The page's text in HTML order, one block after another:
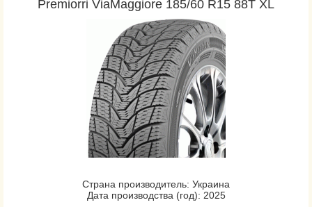
Premiorri ViaMaggiore 185/60 R15 88T XL
Страна производитель: Украина
Дата производства (год): 2025